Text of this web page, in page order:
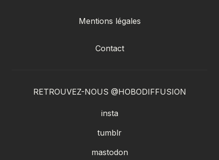
Mentions légales
Contact
RETROUVEZ-NOUS @HOBODIFFUSION
insta
tumblr
mastodon